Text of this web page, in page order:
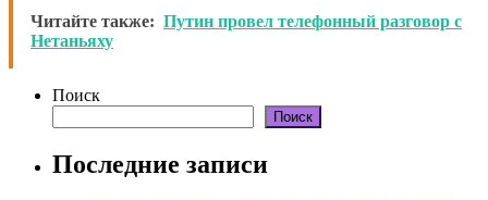
Читайте также: Путин провел телефонный разговор с
Нетаньяху
Поиск
Поиск
Последние записи